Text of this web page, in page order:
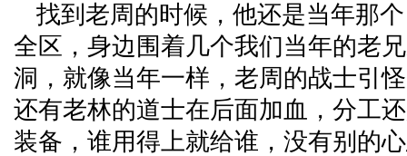
找到老周的时候，他还是当年那
全区，身边围着几个我们当年的老
洞，就像当年一样，老周的战士引
还有老林的道士在后面加血，分工
装备，谁用得上就给谁，没有别的